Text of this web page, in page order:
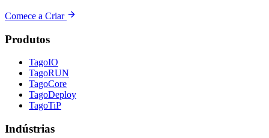
Comece a Criar
Produtos
TagoIO
TagoRUN
TagoCore
TagoDeploy
TagoTiP
Indústrias